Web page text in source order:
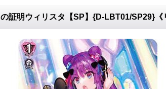
証明ウィリスタ【SP】{D-LBT01/SP29}《